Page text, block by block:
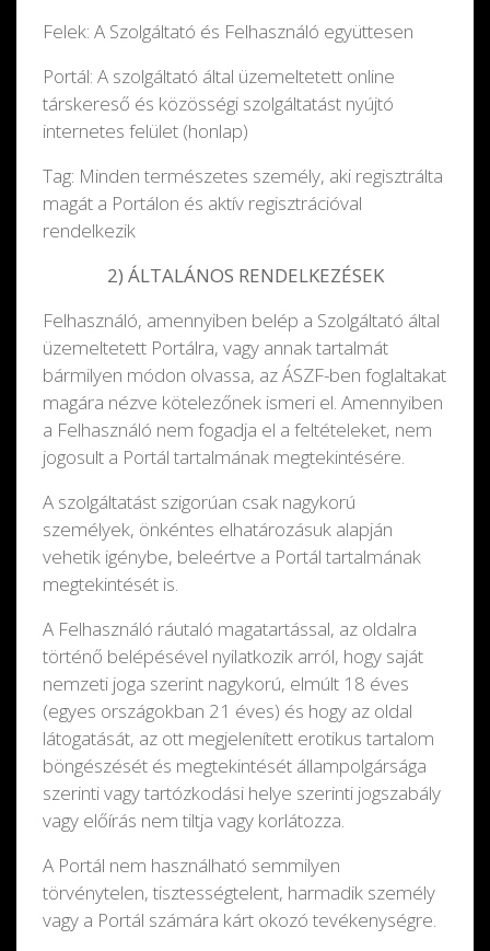
Felek: A Szolgáltató és Felhasználó együttesen
Portál: A szolgáltató által üzemeltetett online
társkereső és közösségi szolgáltatást nyújtó
internetes felület (honlap)
Tag: Minden természetes személy, aki regisztrálta
magát a Portálon és aktív regisztrációval
rendelkezik
2) ÁLTALÁNOS RENDELKEZÉSEK
Felhasználó, amennyiben belép a Szolgáltató által
üzemeltetett Portálra, vagy annak tartalmát
bármilyen módon olvassa, az ÁSZF-ben foglaltakat
magára nézve kötelezőnek ismeri el. Amennyiben
a Felhasználó nem fogadja el a feltételeket, nem
jogosult a Portál tartalmának megtekintésére.
A szolgáltatást szigorúan csak nagykorú
személyek, önkéntes elhatározásuk alapján
vehetik igénybe, beleértve a Portál tartalmának
megtekintését is.
A Felhasználó ráutaló magatartással, az oldalra
történő belépésével nyilatkozik arról, hogy saját
nemzeti joga szerint nagykorú, elmúlt 18 éves
(egyes országokban 21 éves) és hogy az oldal
látogatását, az ott megjelenített erotikus tartalom
böngészését és megtekintését állampolgársága
szerinti vagy tartózkodási helye szerinti jogszabály
vagy előírás nem tiltja vagy korlátozza.
A Portál nem használható semmilyen
törvénytelen, tisztességtelent, harmadik személy
vagy a Portál számára kárt okozó tevékenységre.